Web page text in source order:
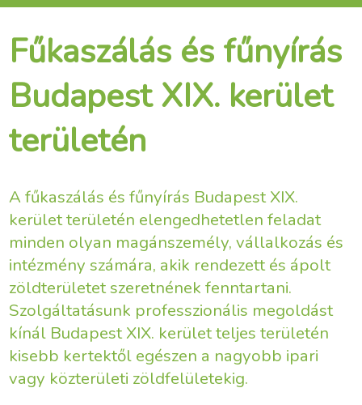
Fűkaszálás és fűnyírás
Budapest XIX. kerület
területén
A fűkaszálás és fűnyírás Budapest XIX.
kerület területén elengedhetetlen feladat
minden olyan magánszemély, vállalkozás és
intézmény számára, akik rendezett és ápolt
zöldterületet szeretnének fenntartani.
Szolgáltatásunk professzionális megoldást
kínál Budapest XIX. kerület teljes területén
kisebb kertektől egészen a nagyobb ipari
vagy közterületi zöldfelületekig.